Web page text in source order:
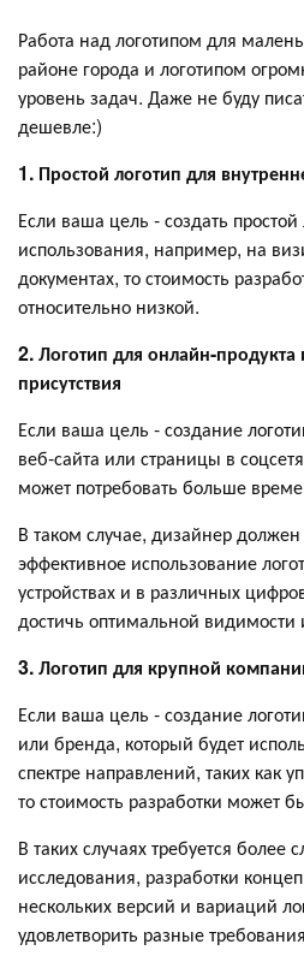
Работа над логотипом для
районе города и логотипом
уровень задач. Даже не буду
дешевле:)
1. Простой логотип для
Если ваша цель - создать простой
использования, например, на
документах, то стоимость
относительно низкой.
2. Логотип для онлайн-продукта
присутствия
Если ваша цель - создание
веб-сайта или страницы в
может потребовать больше
В таком случае, дизайнер
эффективное использование
устройствах и в различных
достичь оптимальной видимости
3. Логотип для крупной
Если ваша цель - создание
или бренда, который будет
спектре направлений, таких как
то стоимость разработки может
В таких случаях требуется более
исследования, разработки
нескольких версий и вариаций
удовлетворить разные